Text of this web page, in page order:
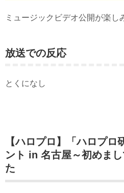
ミュージックビデオ公開が楽し
放送での反応
とくになし
【ハロプロ】「ハロプ
ント in 名古屋～初めま
た